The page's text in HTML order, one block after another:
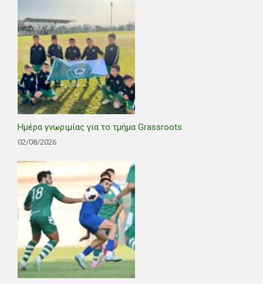
Ημέρα γνωριμίας για το τμήμα Grassroots
02/08/2026